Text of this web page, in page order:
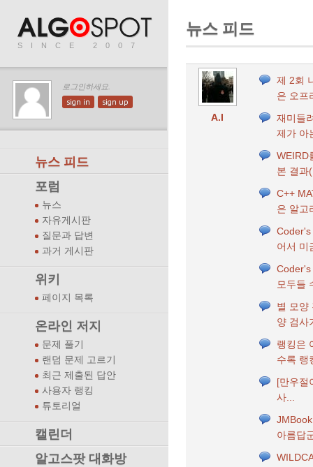
SINCE 2007
로그인하세요.
sign in sign up
뉴스 피드
포럼
뉴스
자유게시판
질문과 답변
과거 게시판
위키
페이지 목록
온라인 저지
문제 풀기
랜덤 문제 고르기
최근 제출된 답안
사용자 랭킹
튜토리얼
캘린더
알고스팟 대화방
뉴스 피드
A.I
제 2회
은 오프
재미들
제가 아
WEIRD
본 결과
C++
은 알고
어서 미
Coder's
모두들
별 모양
양 검사
랭킹은
수록 랭
[만우절
사...
아름답